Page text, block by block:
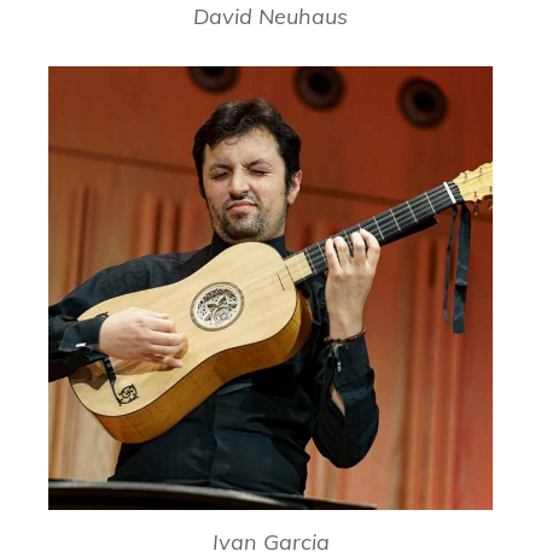
David Neuhaus
Ivan Garcia